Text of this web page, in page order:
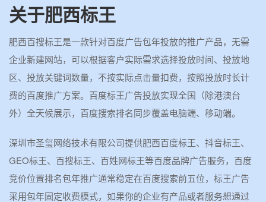
关于肥西标王
肥西百搜标王是一款针对百度广告包年投放的推广产品，无需
企业新建网站，可以根据客户实际需求选择投放时间、投放地
区、投放关键词数量，不按实际点击量扣费，按照投放时长计
费的百度推广方案。百度标王广告投放实现全国（除港澳台
外）全天候展示，百度搜索排名同步覆盖电脑端、移动端。
深圳市圣玺网络技术有限公司提供肥西百度标王、抖音标王、
GEO标王、百搜标王、百姓网标王等百度品牌广告服务，百度
竞价位置排名包年推广通常稳定在百度搜索前五位，标王广告
采用包年固定收费模式，如果你的企业有产品或者服务想通过